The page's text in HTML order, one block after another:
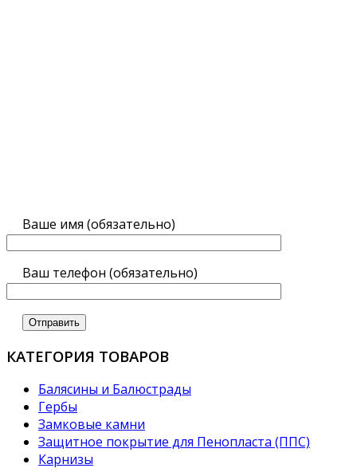
Ваше имя (обязательно)
Ваш телефон (обязательно)
КАТЕГОРИЯ ТОВАРОВ
Балясины и Балюстрады
Гербы
Замковые камни
Защитное покрытие для Пенопласта (ППС)
Карнизы